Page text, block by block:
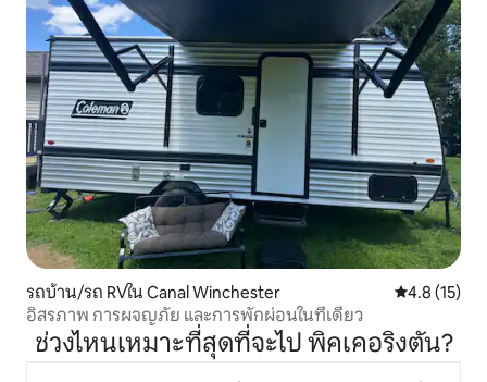
รถบ้าน/รถ RVใน Canal Winchester คะแนนเฉลี่ย
4.8 (15)
อิสรภาพ การผจญภัย และการพักผ่อนในที่เดียว
ช่วงไหนเหมาะที่สุดที่จะไป พิคเคอริงตัน?